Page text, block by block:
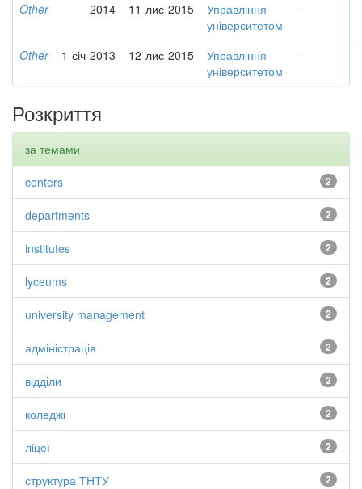
Other 2014 11-лис-2015
Управління
університетом
-
Other 1-січ-2013 12-лис-2015
Управління
університетом
-
Розкриття
за темами
2
centers
2
departments
2
institutes
2
lyceums
2
university management
2
адміністрація
2
відділи
2
коледжі
2
ліцеї
2
структура ТНТУ